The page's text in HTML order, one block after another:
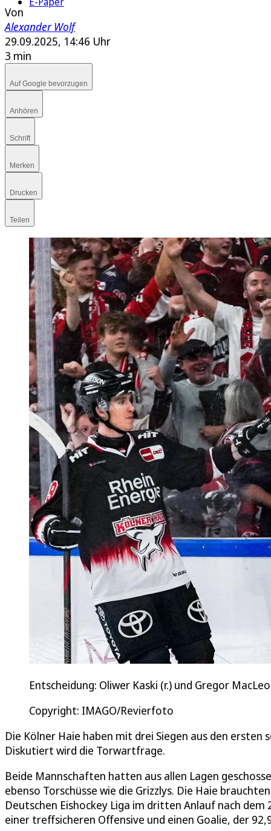
Von
Alexander Wolf
29.09.2025, 14:46 Uhr
3 min
Auf Google bevorzugen
Anhören
Schrift
Merken
Drucken
Teilen
Entscheidung: Oliwer Kaski (r.) und Gregor
Copyright: IMAGO/Revierfoto
Die Kölner Haie haben mit drei Siegen aus den ersten
Diskutiert wird die Torwartfrage.
Beide Mannschaften hatten aus allen Lagen
ebenso Torschüsse wie die Grizzlys. Die Haie brauchten
Deutschen Eishockey Liga im dritten Anlauf nach
einer treffsicheren Offensive und einen Goalie, der